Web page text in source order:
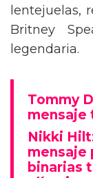
lentejuelas,
Britney
legendaria.
Tommy
mensaje
Nikki
mensaje
binarias